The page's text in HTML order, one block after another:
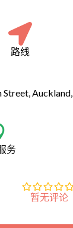
路线
Street,
务
暂无评论